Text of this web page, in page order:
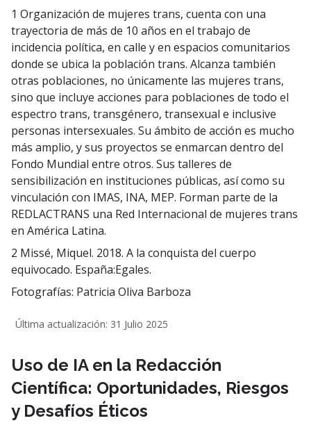
1 Organización de mujeres trans, cuenta con una
trayectoria de más de 10 años en el trabajo de
incidencia política, en calle y en espacios comunitarios
donde se ubica la población trans. Alcanza también
otras poblaciones, no únicamente las mujeres trans,
sino que incluye acciones para poblaciones de todo el
espectro trans, transgénero, transexual e inclusive
personas intersexuales. Su ámbito de acción es mucho
más amplio, y sus proyectos se enmarcan dentro del
Fondo Mundial entre otros. Sus talleres de
sensibilización en instituciones públicas, así como su
vinculación con IMAS, INA, MEP. Forman parte de la
REDLACTRANS una Red Internacional de mujeres trans
en América Latina.
2 Missé, Miquel. 2018. A la conquista del cuerpo
equivocado. España:Egales.
Fotografías: Patricia Oliva Barboza
Última actualización: 31 Julio 2025
Uso de IA en la Redacción
Científica: Oportunidades, Riesgos
y Desafíos Éticos